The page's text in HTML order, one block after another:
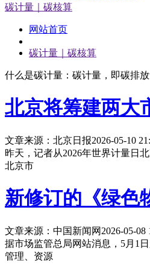
碳计量｜碳核算
网站首页
碳计量｜碳核算
什么是碳计量：碳计量，即碳排
北京将筹建两大
文章来源：北京日报2026-05-10
昨天，记者从2026年世界计量日
北京市
新修订的《绿色
文章来源：中国新闻网 2026-05-08
据市场监管总局网站消息，5月1
管理、资源